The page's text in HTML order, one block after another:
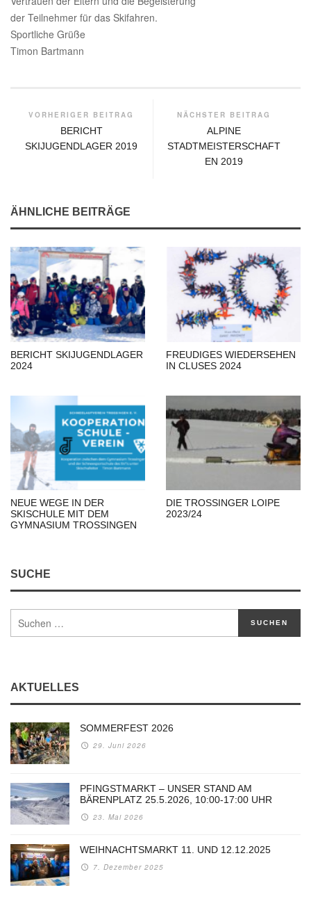
der Teilnehmer für das Skifahren.
Sportliche Grüße
Timon Bartmann
VORHERIGER BEITRAG
BERICHT
SKIJUGENDLAGER 2019
NÄCHSTER BEITRAG
ALPINE
STADTMEISTERSCHAFT
EN 2019
ÄHNLICHE BEITRÄGE
BERICHT SKIJUGENDLAGER
2024
FREUDIGES WIEDERSEHEN
IN CLUSES 2024
NEUE WEGE IN DER
SKISCHULE MIT DEM
GYMNASIUM TROSSINGEN
DIE TROSSINGER LOIPE
2023/24
SUCHE
AKTUELLES
SOMMERFEST 2026
29. Juni 2026
PFINGSTMARKT – UNSER STAND AM
BÄRENPLATZ 25.5.2026, 10:00-17:00 UHR
23. Mai 2026
WEIHNACHTSMARKT 11. UND 12.12.2025
7. Dezember 2025